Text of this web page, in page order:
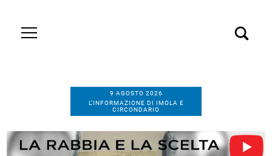
9 AGOSTO 2026
L’INFORMAZIONE DI IMOLA E
CIRCONDARIO